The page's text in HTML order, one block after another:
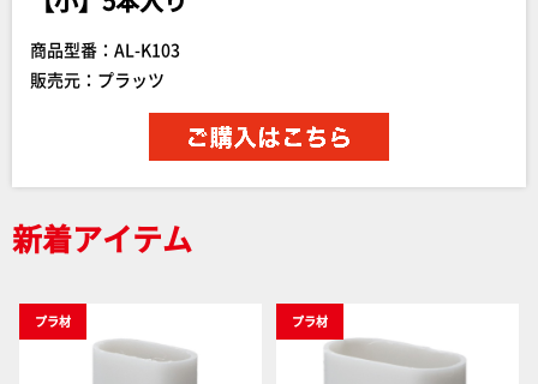
商品型番：AL-K103
販売元：プラッツ
新着アイテム
プラ材 プラ材